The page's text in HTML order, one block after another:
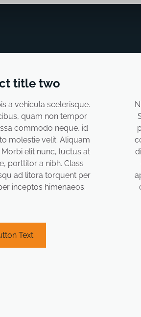
title two
a vehicula scelerisque.
quam non tempor
commodo neque, id
molestie velit. Aliquam
elit nunc, luctus at
porttitor a nibh. Class
ad litora torquent per
inceptos himenaeos.
Text